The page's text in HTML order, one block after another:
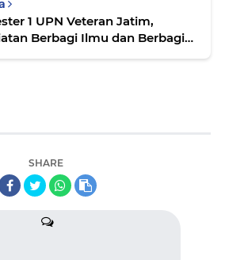
1 UPN Veteran Jatim,
Berbagi Ilmu dan Berbagi
SHARE